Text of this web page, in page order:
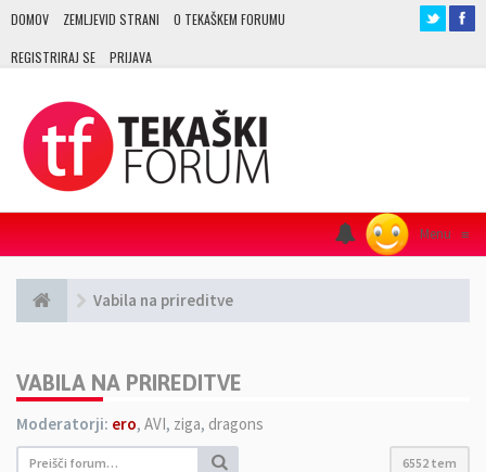
DOMOV ZEMLJEVID STRANI O TEKAŠKEM FORUMU
REGISTRIRAJ SE PRIJAVA
Menu ≡
Vabila na prireditve
VABILA NA PRIREDITVE
Moderatorji: ero, AVI, ziga, dragons
6552 tem